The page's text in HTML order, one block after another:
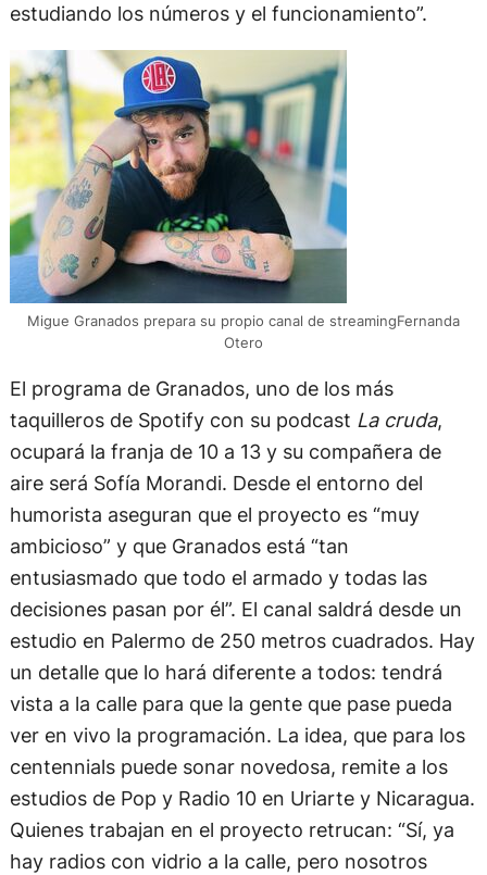
estudiando los números y el funcionamiento”.
Migue Granados prepara su propio canal de streamingFernanda
Otero
El programa de Granados, uno de los más
taquilleros de Spotify con su podcast La cruda,
ocupará la franja de 10 a 13 y su compañera de
aire será Sofía Morandi. Desde el entorno del
humorista aseguran que el proyecto es “muy
ambicioso” y que Granados está “tan
entusiasmado que todo el armado y todas las
decisiones pasan por él”. El canal saldrá desde un
estudio en Palermo de 250 metros cuadrados. Hay
un detalle que lo hará diferente a todos: tendrá
vista a la calle para que la gente que pase pueda
ver en vivo la programación. La idea, que para los
centennials puede sonar novedosa, remite a los
estudios de Pop y Radio 10 en Uriarte y Nicaragua.
Quienes trabajan en el proyecto retrucan: “Sí, ya
hay radios con vidrio a la calle, pero nosotros